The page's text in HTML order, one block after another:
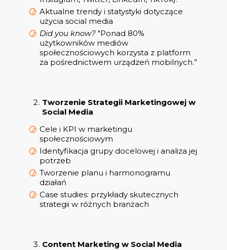
Aktualne trendy i statystyki dotyczące
użycia social media
Did you know? "Ponad 80%
użytkowników mediów
społecznościowych korzysta z platform
za pośrednictwem urządzeń mobilnych.”
Tworzenie Strategii Marketingowej w
Social Media
Cele i KPI w marketingu
społecznościowym
Identyfikacja grupy docelowej i analiza jej
potrzeb
Tworzenie planu i harmonogramu
działań
Case studies: przykłady skutecznych
strategii w różnych branżach
Content Marketing w Social Media